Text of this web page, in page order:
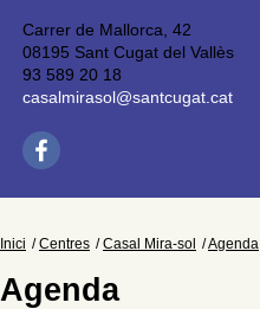
Carrer de Mallorca, 42
08195 Sant Cugat del Vallès
93 589 20 18
casalmirasol@santcugat.cat
Inici Centres Casal Mira-sol Agenda
Agenda